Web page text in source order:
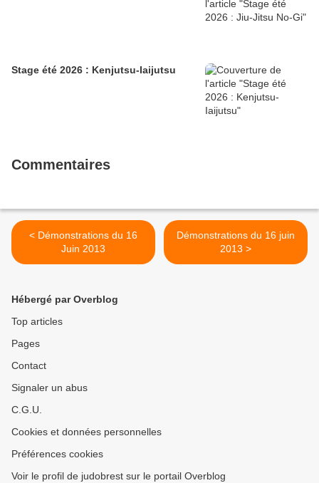
Stage été 2026 : Kenjutsu-Iaijutsu
Commentaires
< Démonstrations du 16
Juin 2013
Démonstrations du 16 juin
2013 >
Hébergé par Overblog
Top articles
Pages
Contact
Signaler un abus
C.G.U.
Cookies et données personnelles
Préférences cookies
Voir le profil de judobrest sur le portail Overblog